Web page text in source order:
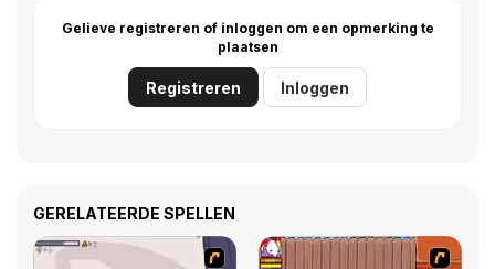
Gelieve registreren of inloggen om een opmerking te
plaatsen
Registreren Inloggen
GERELATEERDE SPELLEN